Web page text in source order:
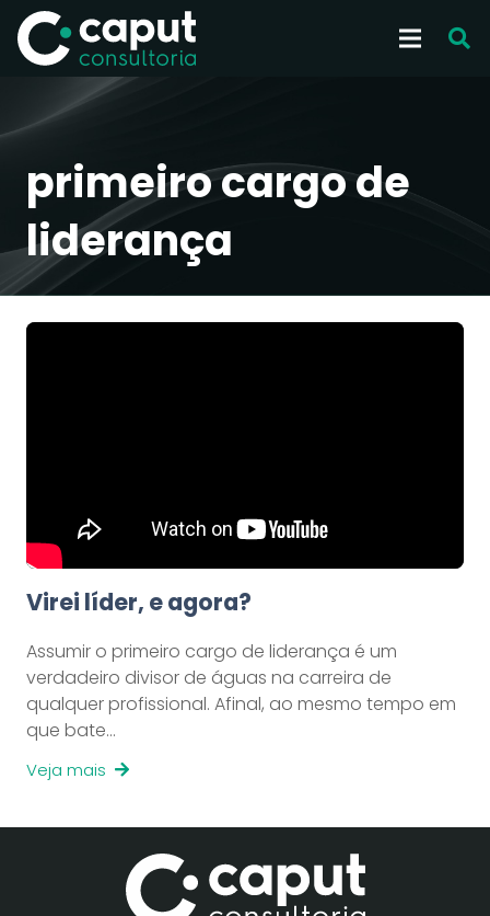
primeiro cargo de
liderança
Virei líder, e agora?
Assumir o primeiro cargo de liderança é um
verdadeiro divisor de águas na carreira de
qualquer profissional. Afinal, ao mesmo tempo em
que bate…
Veja mais